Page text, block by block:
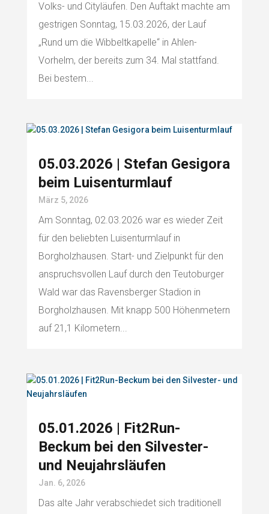
Volks- und Cityläufen. Den Auftakt machte am
gestrigen Sonntag, 15.03.2026, der Lauf
„Rund um die Wibbeltkapelle“ in Ahlen-
Vorhelm, der bereits zum 34. Mal stattfand.
Bei bestem...
05.03.2026 | Stefan Gesigora
beim Luisenturmlauf
März 5, 2026
Am Sonntag, 02.03.2026 war es wieder Zeit
für den beliebten Luisenturmlauf in
Borgholzhausen. Start- und Zielpunkt für den
anspruchsvollen Lauf durch den Teutoburger
Wald war das Ravensberger Stadion in
Borgholzhausen. Mit knapp 500 Höhenmetern
auf 21,1 Kilometern...
05.01.2026 | Fit2Run-
Beckum bei den Silvester-
und Neujahrsläufen
Jan. 6, 2026
Das alte Jahr verabschiedet sich traditionell